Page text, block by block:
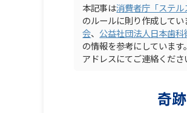
本記事は消費者庁「ステル
のルールに則り作成してい
会、 公益社団法人日本歯科
の情報を参考にしていま
アドレスにてご連絡くださ
奇